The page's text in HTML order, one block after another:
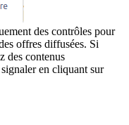
des contrôles pour
offres diffusées. Si
des contenus
en cliquant sur